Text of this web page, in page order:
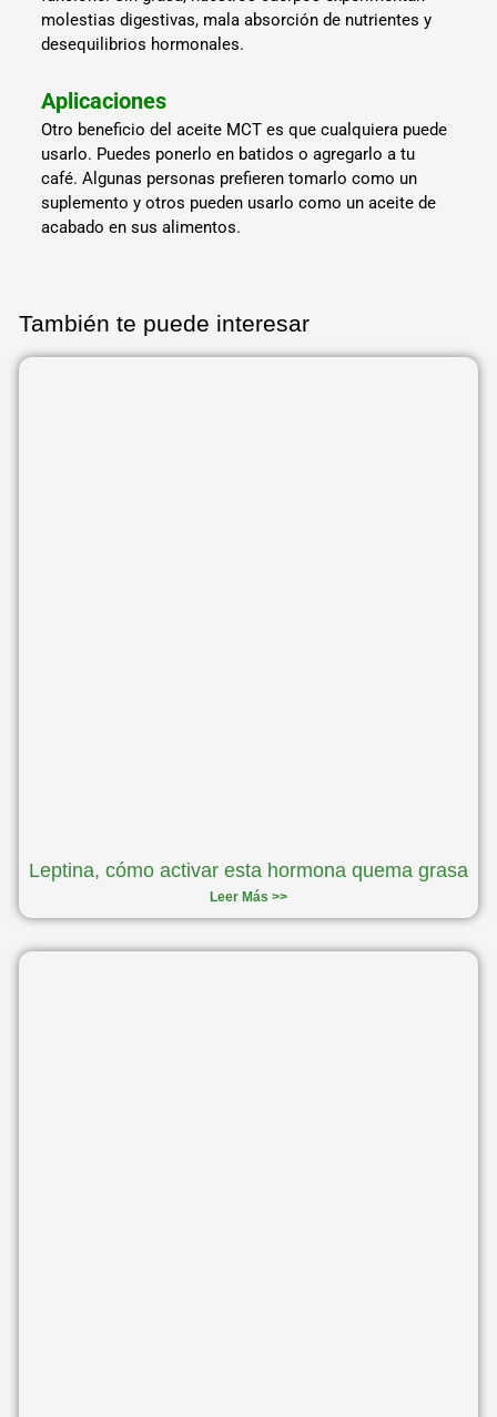
molestias digestivas, mala absorción de nutrientes y
desequilibrios hormonales.
Aplicaciones
Otro beneficio del aceite MCT es que cualquiera puede
usarlo. Puedes ponerlo en batidos o agregarlo a tu
café. Algunas personas prefieren tomarlo como un
suplemento y otros pueden usarlo como un aceite de
acabado en sus alimentos.
También te puede interesar
Leptina, cómo activar esta hormona quema grasa
Leer Más >>